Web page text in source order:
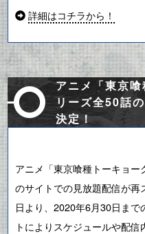
詳細はコチラから！
アニメ「東京
リーズ全50話
決定！
アニメ「東京喰種トーキョ
のサイトでの見放題配信が
日より、2020年6月30日ま
トによりスケジュールや配